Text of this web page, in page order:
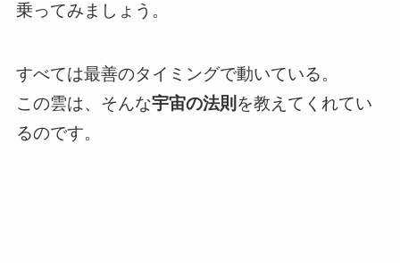
乗ってみましょう。
すべては最善のタイミングで動いている。
この雲は、そんな宇宙の法則 を教えてくれてい
るのです。